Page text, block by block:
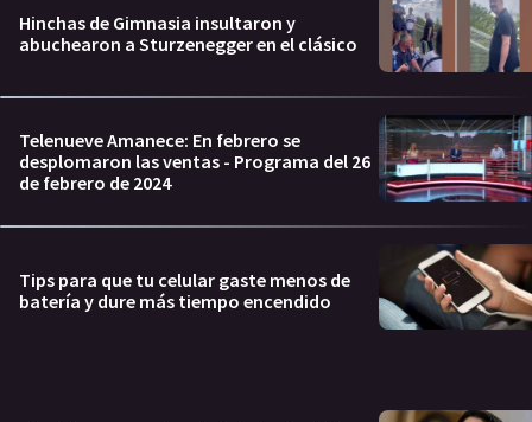
Hinchas de Gimnasia insultaron y
abuchearon a Sturzenegger en el clásico
Telenueve Amanece: En febrero se
desplomaron las ventas - Programa del 26
de febrero de 2024
Tips para que tu celular gaste menos de
batería y dure más tiempo encendido